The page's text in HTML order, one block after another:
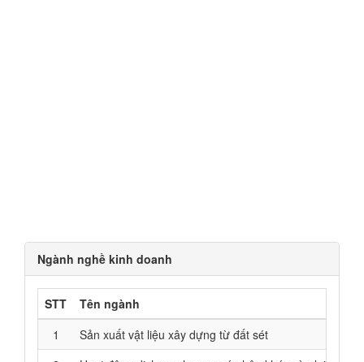
Ngành nghề kinh doanh
STT
Tên ngành
1
Sản xuất vật liệu xây dựng từ đất sét